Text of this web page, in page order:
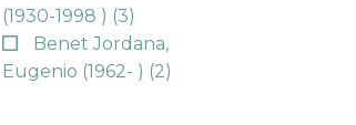
(1930-1998 ) (3)
Benet Jordana,
Eugenio (1962- ) (2)